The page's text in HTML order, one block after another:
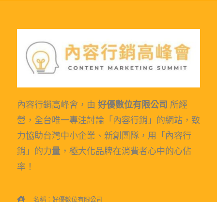
內容行銷高峰會，由 好優數位有限公司 所經
營，全台唯一專注討論「內容行銷」的網站，致
力協助台灣中小企業、新創團隊，用「內容行
銷」的力量，極大化品牌在消費者心中的心佔
率！
名稱：好優數位有限公司